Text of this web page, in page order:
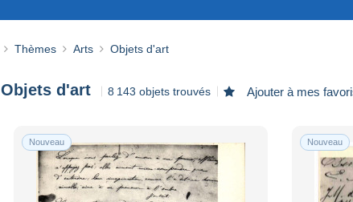
Thèmes Arts Objets d'art
Objets d'art 8 143 objets trouvés Ajouter à mes
Nouveau Nouveau